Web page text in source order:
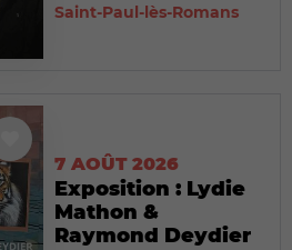
Saint-Paul-lès-Romans
7 AOÛT 2026
Exposition : Lydie
Mathon &
Raymond Deydier